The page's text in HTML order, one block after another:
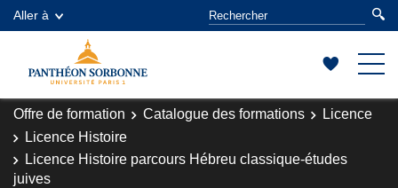
Aller à
Offre de formation Catalogue des formations
Licence
Licence Histoire
Licence Histoire parcours Hébreu classique-études
juives